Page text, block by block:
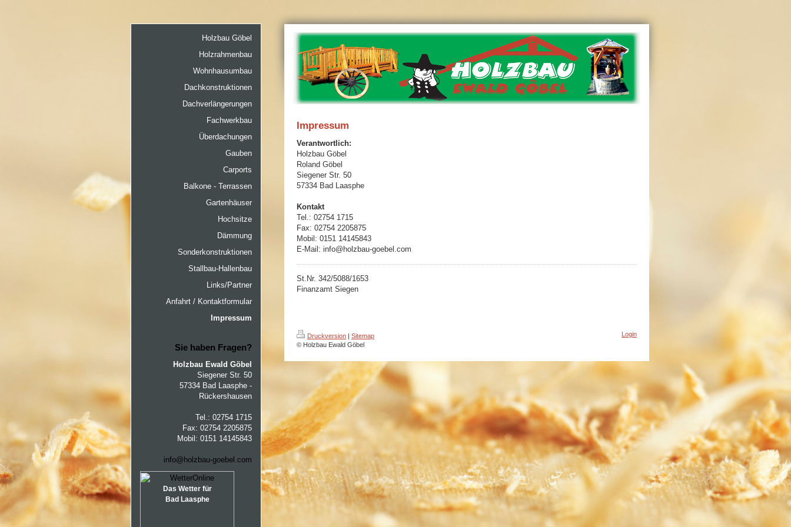
Holzbau Göbel
Holzrahmenbau
Wohnhausumbau
Dachkonstruktionen
Dachverlängerungen
Fachwerkbau
Überdachungen
Gauben
Carports
Balkone - Terrassen
Gartenhäuser
Hochsitze
Dämmung
Sonderkonstruktionen
Stallbau-Hallenbau
Links/Partner
Anfahrt / Kontaktformular
Impressum
Sie haben Fragen?
Holzbau Ewald Göbel
Siegener Str. 50
57334 Bad Laasphe -
Rückershausen
Tel.: 02754 1715
Fax: 02754 2205875
Mobil: 0151 14145843
info@holzbau-goebel.com
Das Wetter für
Bad Laasphe
Impressum
Verantwortlich:
Holzbau Göbel
Roland Göbel
Siegener Str. 50
57334 Bad Laasphe
Kontakt
Tel.: 02754 1715
Fax: 02754 2205875
Mobil: 0151 14145843
E-Mail: info@holzbau-goebel.com
St.Nr. 342/5088/1653
Finanzamt Siegen
Druckversion | Sitemap
© Holzbau Ewald Göbel
Login